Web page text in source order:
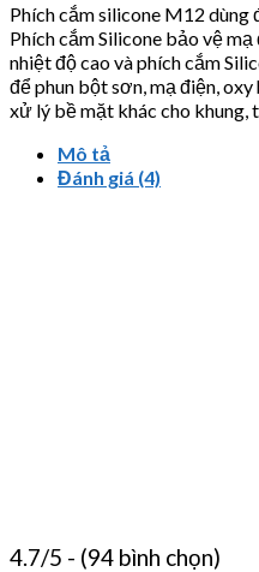
Phích cắm silicone M12
Phích cắm Silicone bảo vệ
nhiệt độ cao và phích cắm
để phun bột sơn, mạ điện,
xử lý bề mặt khác cho khung,
Mô tả
Đánh giá (4)
4.7/5 - (94 bình chọn)